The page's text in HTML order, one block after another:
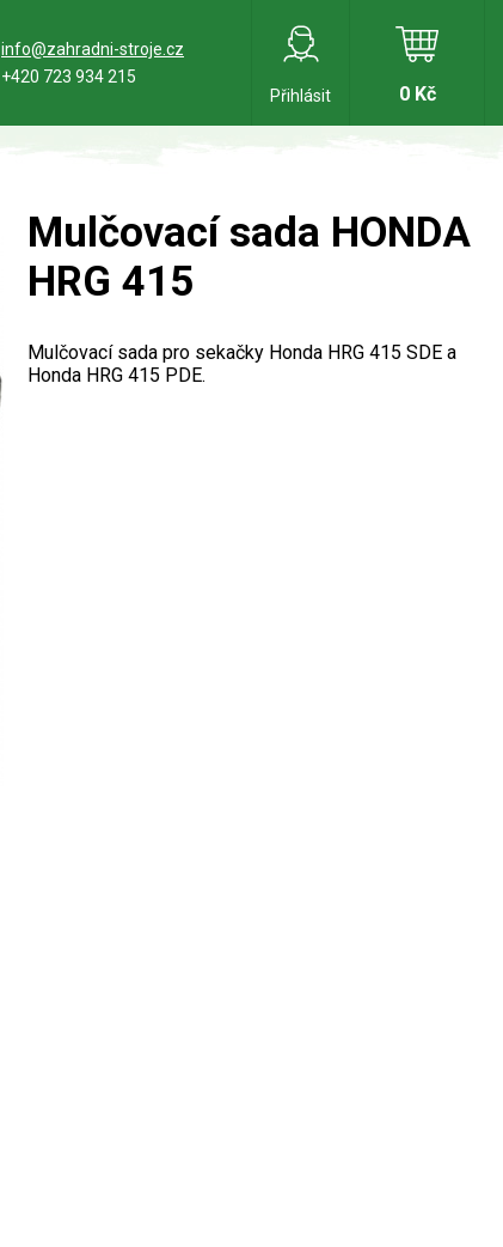
info@zahradni-stroje.cz
+420 723 934 215
Přihlásit
0 Kč
Mulčovací sada HONDA
HRG 415
Mulčovací sada pro sekačky Honda HRG 415 SDE a
Honda HRG 415 PDE.